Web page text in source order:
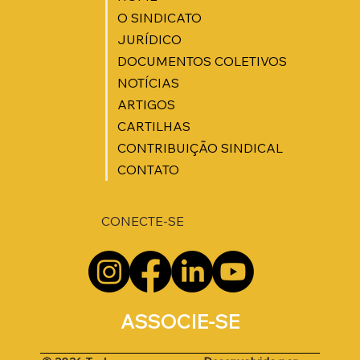
O SINDICATO
JURÍDICO
DOCUMENTOS COLETIVOS
NOTÍCIAS
ARTIGOS
CARTILHAS
CONTRIBUIÇÃO SINDICAL
CONTATO
ASSOCIE-SE
CONECTE-SE